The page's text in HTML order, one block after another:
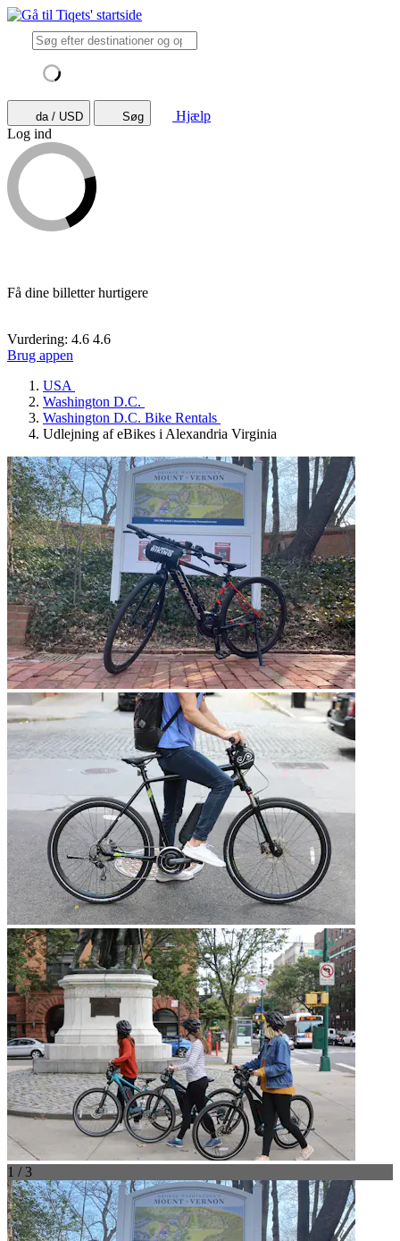
da / USD Søg
Hjælp
Log ind
Få dine billetter hurtigere
Vurdering: 4.6 4.6
Brug appen
USA
Washington D.C.
Washington D.C. Bike Rentals
Udlejning af eBikes i Alexandria Virginia
1 / 3